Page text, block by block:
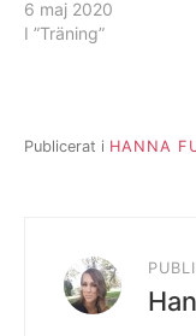
(har sett alla avsnitt
gillar den så mycket
6 maj 2020
I ”Träning”
Publicerat i HANNA